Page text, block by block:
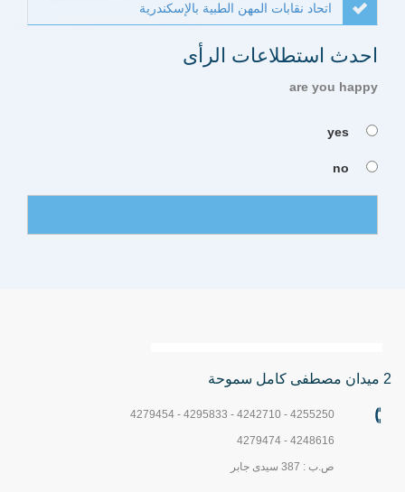
اتحاد نقابات المهن الطبية بالإسكندرية
احدث استطلاعات الرأى
are you happy
yes
no
2 ميدان مصطفى كامل سموحة
4255250 - 4242710 - 4295833 - 4279454
4248616 - 4279474
ص.ب : 387 سيدى جابر